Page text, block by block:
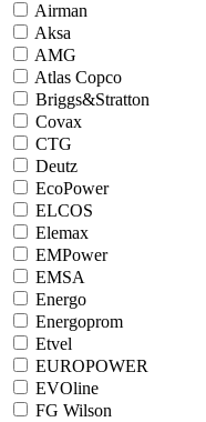
Airman
Aksa
AMG
Atlas Copco
Briggs&Stratton
Covax
CTG
Deutz
EcoPower
ELCOS
Elemax
EMPower
EMSA
Energo
Energoprom
Etvel
EUROPOWER
EVOline
FG Wilson